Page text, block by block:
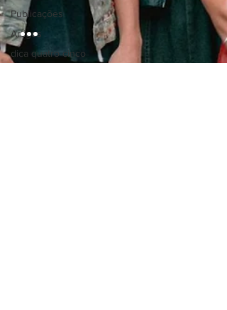
Publicações
Artigos
dica quatro cinco
um